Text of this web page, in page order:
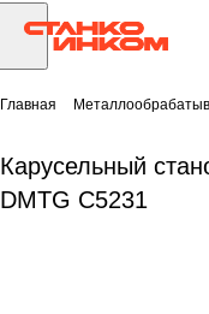
Главная
Карусельный
DMTG C5231